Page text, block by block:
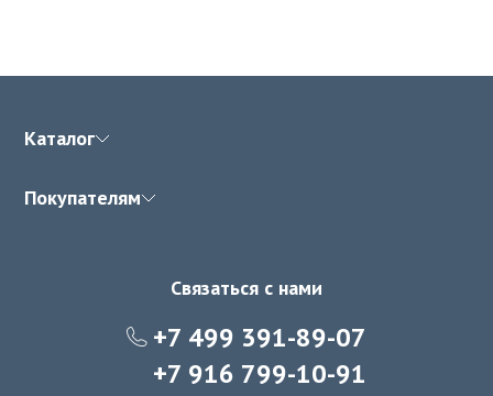
Каталог
Покупателям
Связаться с нами
+7 499 391-89-07
+7 916 799-10-91